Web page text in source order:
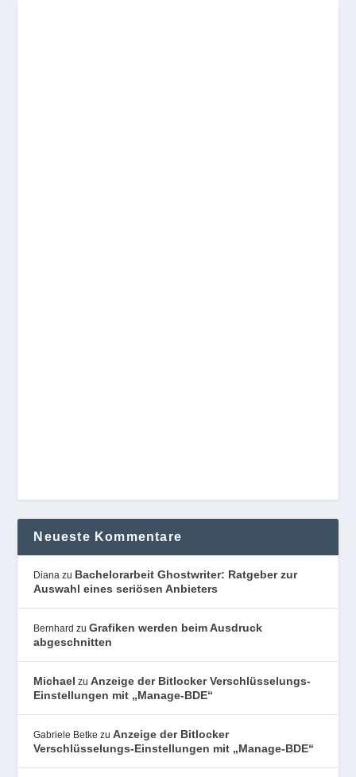
Neueste Kommentare
Diana zu Bachelorarbeit Ghostwriter: Ratgeber zur
Auswahl eines seriösen Anbieters
Bernhard zuGrafiken werden beim Ausdruck
abgeschnitten
Michael zuAnzeige der Bitlocker Verschlüsselungs-
Einstellungen mit „Manage-BDE“
Gabriele Betke zuAnzeige der Bitlocker
Verschlüsselungs-Einstellungen mit „Manage-BDE“